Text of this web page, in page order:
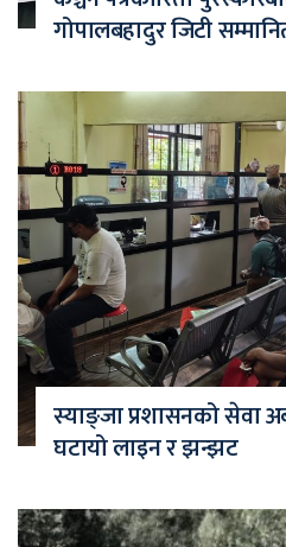
गोपालबहादुर जिटी
स्याङ्जा प्रशासनको सेवा
घटायो लाइन र झन्झट